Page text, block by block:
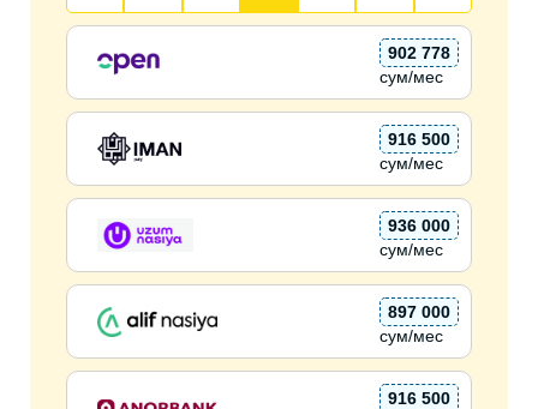
902 778
сум/мес
916 500
сум/мес
936 000
сум/мес
897 000
сум/мес
916 500